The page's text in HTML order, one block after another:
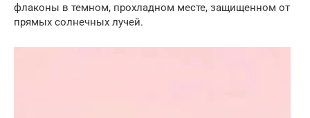
флаконы в темном, прохладном месте, защищенном от
прямых солнечных лучей.